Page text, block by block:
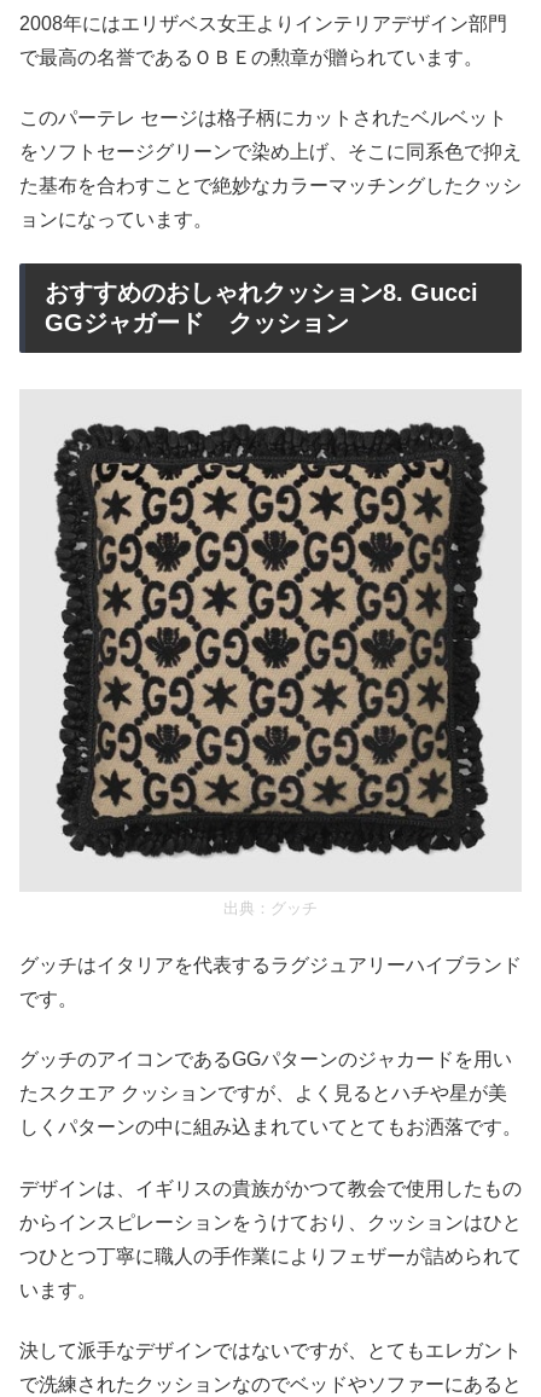
2008年にはエリザベス女王よりインテリアデザイン部門
で最高の名誉であるＯＢＥの勲章が贈られています。
このパーテレ セージは格子柄にカットされたベルベット
をソフトセージグリーンで染め上げ、そこに同系色で抑え
た基布を合わすことで絶妙なカラーマッチングしたクッシ
ョンになっています。
おすすめのおしゃれクッション8. Gucci
GGジャガード クッション
出典： グッチ
グッチはイタリアを代表するラグジュアリーハイブランド
です。
グッチのアイコンであるGGパターンのジャカードを用い
たスクエア クッションですが、よく見るとハチや星が美
しくパターンの中に組み込まれていてとてもお洒落です。
デザインは、イギリスの貴族がかつて教会で使用したもの
からインスピレーションをうけており、クッションはひと
つひとつ丁寧に職人の手作業によりフェザーが詰められて
います。
決して派手なデザインではないですが、とてもエレガント
で洗練されたクッションなのでベッドやソファーにあると